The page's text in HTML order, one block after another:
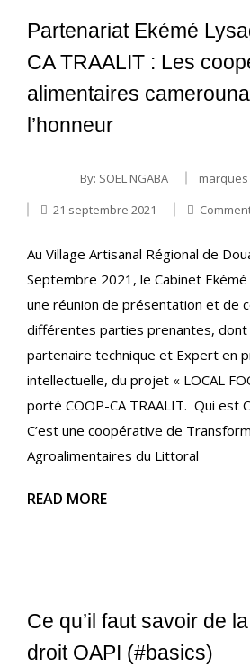
Partenariat Ekémé
CA TRAALIT : Les
alimentaires
l’honneur
By: SOEL NGABA
marques
21 septembre 2021
Au Village Artisanal Régional de
Septembre 2021, le Cabinet
une réunion de présentation et de
différentes parties prenantes, dont
partenaire technique et Expert en
intellectuelle, du projet « LOCAL
porté COOP-CA TRAALIT. Qui est
C’est une coopérative de
Agroalimentaires du Littoral
READ MORE
Ce qu’il faut savoir de
droit OAPI (#basics)